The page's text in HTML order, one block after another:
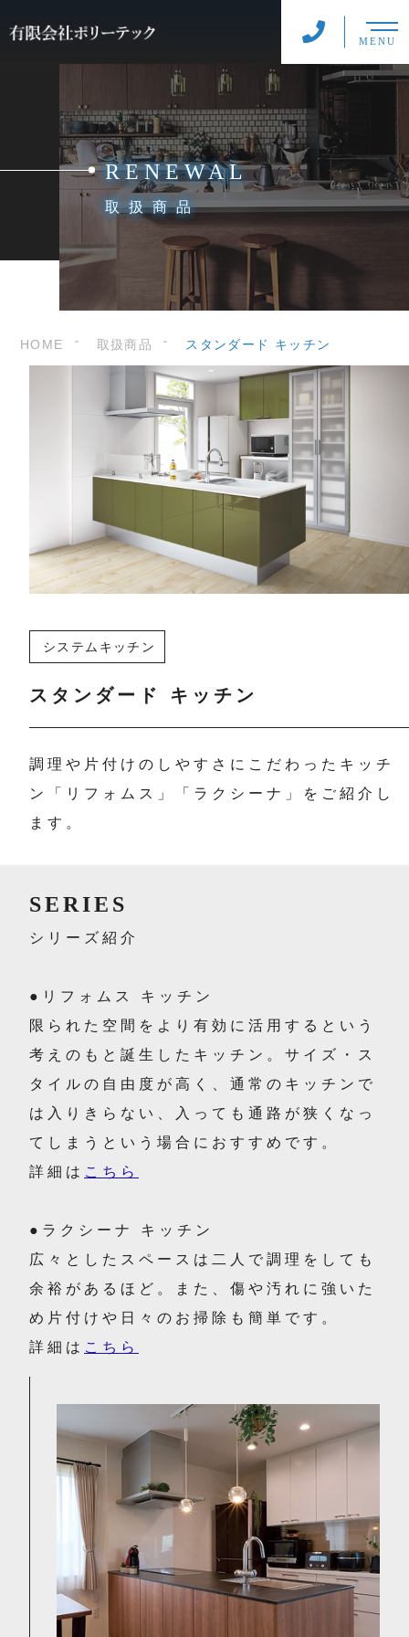
MENU
RENEWAL
取扱商品
HOME 取扱商品 スタンダード キッチン
システムキッチン
スタンダード キッチン
調理や片付けのしやすさにこだわったキッチ
ン「リフォムス」「ラクシーナ」をご紹介し
ます。
SERIES
シリーズ紹介
●リフォムス キッチン
限られた空間をより有効に活用するという
考えのもと誕生したキッチン。サイズ・ス
タイルの自由度が高く、通常のキッチンで
は入りきらない、入っても通路が狭くなっ
てしまうという場合におすすめです。
詳細は こちら
●ラクシーナ キッチン
広々としたスペースは二人で調理をしても
余裕があるほど。また、傷や汚れに強いた
め片付けや日々のお掃除も簡単です。
詳細は こちら